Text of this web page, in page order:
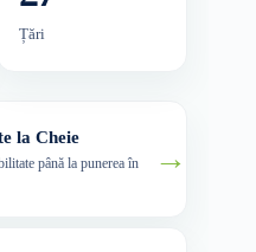
Țări
la Cheie
până la punerea în
→